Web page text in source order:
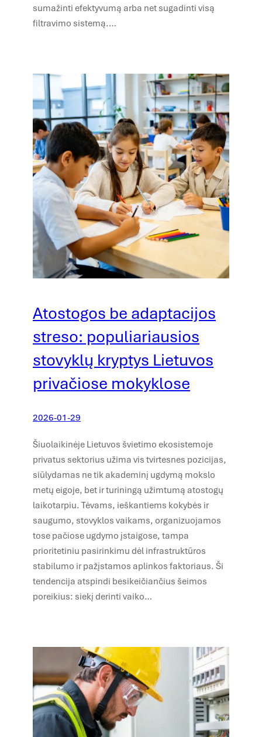
sumažinti efektyvumą arba net sugadinti visą
filtravimo sistemą.…
Atostogos be adaptacijos
streso: populiariausios
stovyklų kryptys Lietuvos
privačiose mokyklose
2026-01-29
Šiuolaikinėje Lietuvos švietimo ekosistemoje
privatus sektorius užima vis tvirtesnes pozicijas,
siūlydamas ne tik akademinį ugdymą mokslo
metų eigoje, bet ir turiningą užimtumą atostogų
laikotarpiu. Tėvams, ieškantiems kokybės ir
saugumo, stovyklos vaikams, organizuojamos
tose pačiose ugdymo įstaigose, tampa
prioritetiniu pasirinkimu dėl infrastruktūros
stabilumo ir pažįstamos aplinkos faktoriaus. Ši
tendencija atspindi besikeičiančius šeimos
poreikius: siekį derinti vaiko…